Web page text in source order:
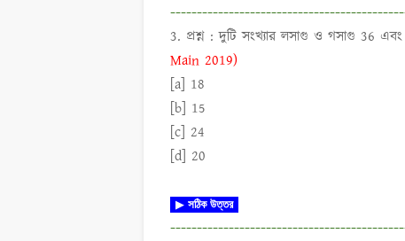
3. প্রশ্ন :দুটি সংখ্যার লসাগু ও গসাগু 36
Main 2019)
[a] 18
[b] 15
[c] 24
[d] 20
▶ সঠিক উত্তর